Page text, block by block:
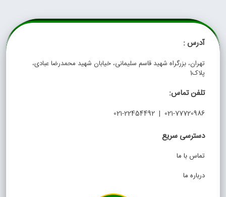
آدرس :
تهران، بزرگراه شهید قاسم سلیمانی، خیابان شهید محمدرضا عبادی،
پلاک1
تلفن تماس:
021-77720986 | 021-22454492
دسترسی سریع
تماس با ما
درباره ما